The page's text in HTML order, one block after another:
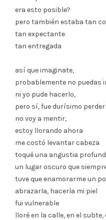
era esto posible?
pero también estaba tan
tan expectante
tan entregada
así que imaginate,
probablemente no puedas
ni yo pude hacerlo,
pero sí, fue durísimo
no voy a mentir,
estoy llorando ahora
me costó levantar cabeza
toqué una angustia
un lugar oscuro que
tuve que enamorarme un
abrazarla, hacerla mi piel
fui vulnerable
lloré en la calle, en el subte,